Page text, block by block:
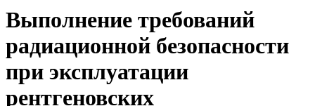
Выполнение требований
радиационной безопасности
при эксплуатации
рентгеновских